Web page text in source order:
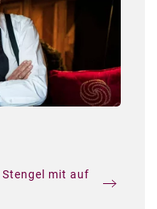
mit auf